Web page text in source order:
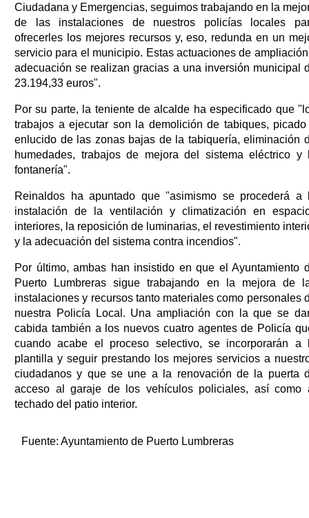
Ciudadana y Emergencias, seguimos trabajando en la
de las instalaciones de nuestros policías locales
ofrecerles los mejores recursos y, eso, redunda en un
servicio para el municipio. Estas actuaciones de
adecuación se realizan gracias a una inversión municipal
23.194,33 euros".
Por su parte, la teniente de alcalde ha especificado que
trabajos a ejecutar son la demolición de tabiques,
enlucido de las zonas bajas de la tabiquería, eliminación
humedades, trabajos de mejora del sistema eléctrico y
fontanería".
Reinaldos ha apuntado que "asimismo se procederá a
instalación de la ventilación y climatización en
interiores, la reposición de luminarias, el revestimiento
y la adecuación del sistema contra incendios".
Por último, ambas han insistido en que el Ayuntamiento
Puerto Lumbreras sigue trabajando en la mejora de
instalaciones y recursos tanto materiales como personales
nuestra Policía Local. Una ampliación con la que se
cabida también a los nuevos cuatro agentes de Policía
cuando acabe el proceso selectivo, se incorporarán a
plantilla y seguir prestando los mejores servicios a
ciudadanos y que se une a la renovación de la puerta
acceso al garaje de los vehículos policiales, así como
techado del patio interior.
Fuente: Ayuntamiento de Puerto Lumbreras